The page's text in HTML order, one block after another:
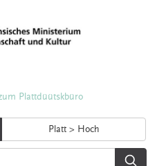
Plattdüütskbüro
Platt > Hoch